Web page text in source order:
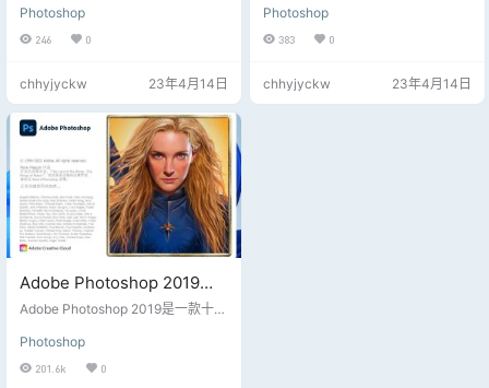
2023 最新版) 是一款数字资产管理
软件的专业图像管理软件.Adobe Bri
dge 中文版是一款图像查看器可以
像及运行批处理命令, 以及查看从外
部设备的数码相机导入的图片文件
和图像元数据信息。 本页视频下列
附下载地址【请用网页浏览器下
载，不支持迅雷下载】 Adobe…
Photoshop
246 0
chhyjyckw 23年4月14日
oshop主要处理以像素所构成的数字
图像。使用其众多的编修与绘图工
具，可以有效地进行图片编辑工
形、文字、视频、出版等各方面都
有涉及。使用可帮助用户更高效的
Photoshop
383 0
chhyjyckw 23年4月14日
Adobe Photoshop 2019中
文一键经典安装版，适合
地址
Adobe Photoshop 2019是一款十分
来都被广泛的应用于平面设计、创
意合成、美工设计、UI界面设计、
图标以及logo制作、绘制和处理材
Photoshop
201.6k 0